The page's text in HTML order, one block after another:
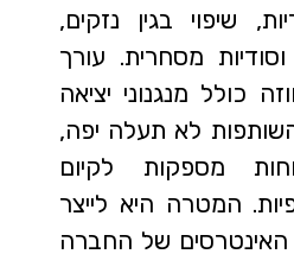
שיפוי בגין נזקים,
וסודיות מסחרית. עורך
כולל מנגנוני יציאה
לא תעלה יפה,
מספקות לקיום
המטרה היא לייצר
האינטרסים של החברה